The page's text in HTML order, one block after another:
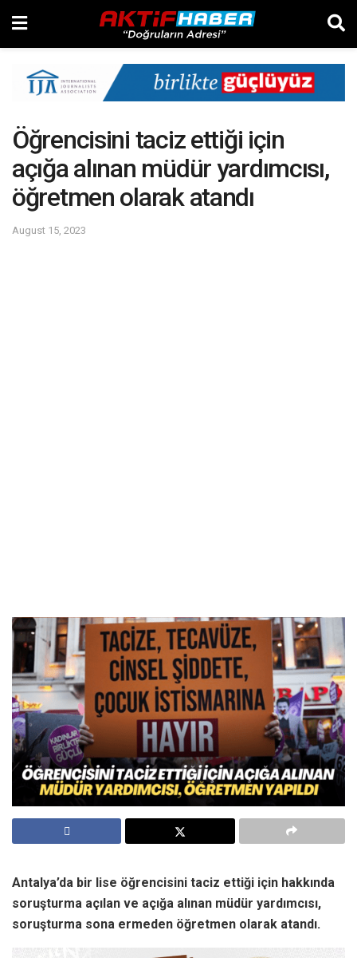
Öğrencisini taciz ettiği için
açığa alınan müdür yardımcısı,
öğretmen olarak atandı
August 15, 2023
Antalya’da bir lise öğrencisini taciz ettiği için hakkında
soruşturma açılan ve açığa alınan müdür yardımcısı,
soruşturma sona ermeden öğretmen olarak atandı.